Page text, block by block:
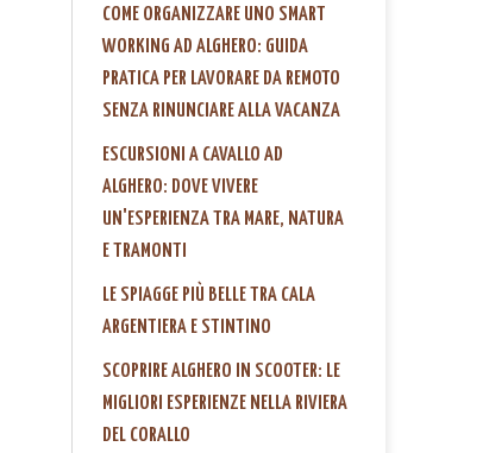
COME ORGANIZZARE UNO SMART
WORKING AD ALGHERO: GUIDA
PRATICA PER LAVORARE DA REMOTO
SENZA RINUNCIARE ALLA VACANZA
ESCURSIONI A CAVALLO AD
ALGHERO: DOVE VIVERE
UN'ESPERIENZA TRA MARE, NATURA
E TRAMONTI
LE SPIAGGE PIÙ BELLE TRA CALA
ARGENTIERA E STINTINO
SCOPRIRE ALGHERO IN SCOOTER: LE
MIGLIORI ESPERIENZE NELLA RIVIERA
DEL CORALLO